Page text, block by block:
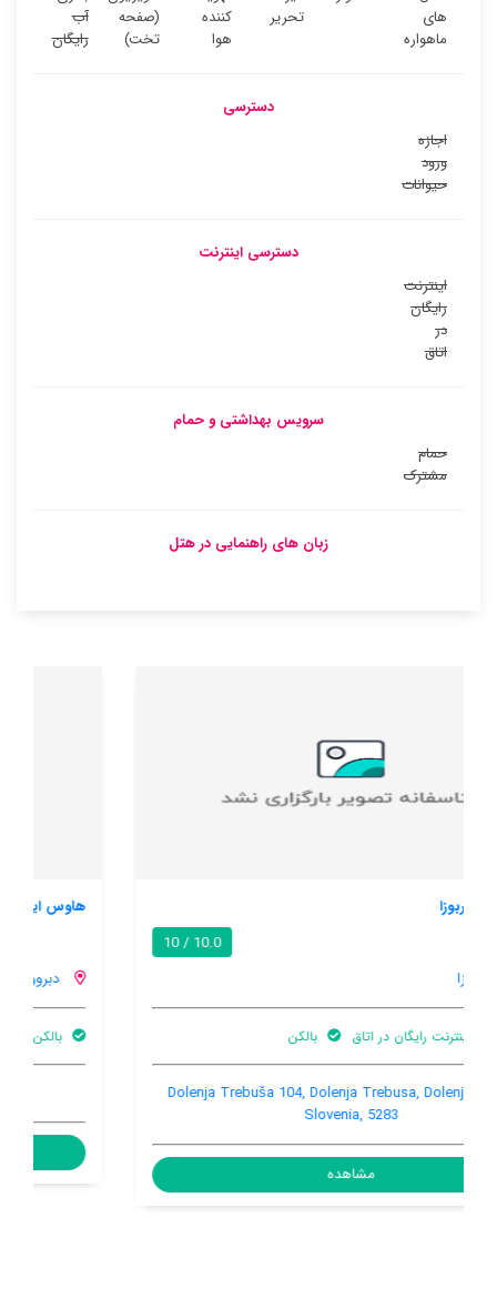
های
ماهواره
تحریر
کننده
هوا
(صفحه
تخت)
آب
رایگان
دسترسی
اجازه
ورود
حیوانات
دسترسی اینترنت
اینترنت
رایگان
در
اتاق
سرویس بهداشتی و حمام
حمام
مشترک
زبان های راهنمایی در هتل
هاوس ایاکاین
بالکن تهویه کننده هوا
Vipolze 3, Dobrovo, Dobrovo, Slovenia, 5212
مشاهده